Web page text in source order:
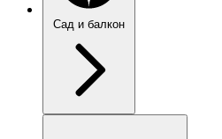
Сад и балкон